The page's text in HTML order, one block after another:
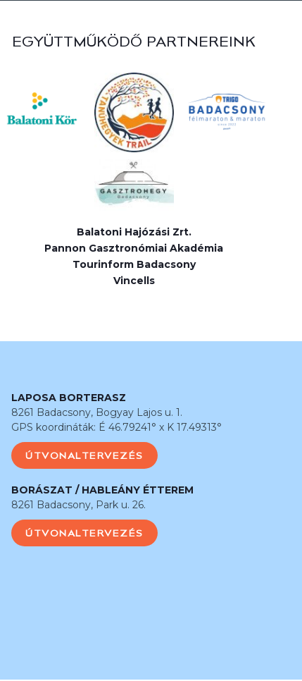
EGYÜTTMŰKÖDŐ PARTNEREINK
Balatoni Hajózási Zrt.
Pannon Gasztronómiai Akadémia
Tourinform Badacsony
Vincells
LAPOSA BORTERASZ
8261 Badacsony, Bogyay Lajos u. 1.
GPS koordináták: É 46.79241° x K 17.49313°
ÚTVONALTERVEZÉS
BORÁSZAT / HABLEÁNY ÉTTEREM
8261 Badacsony, Park u. 26.
ÚTVONALTERVEZÉS